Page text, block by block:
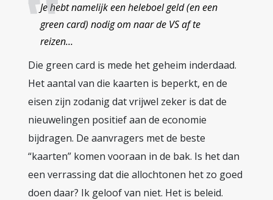
Je hebt namelijk een heleboel geld (en een
green card) nodig om naar de VS af te
reizen…
Die green card is mede het geheim inderdaad.
Het aantal van die kaarten is beperkt, en de
eisen zijn zodanig dat vrijwel zeker is dat de
nieuwelingen positief aan de economie
bijdragen. De aanvragers met de beste
“kaarten” komen vooraan in de bak. Is het dan
een verrassing dat die allochtonen het zo goed
doen daar? Ik geloof van niet. Het is beleid.